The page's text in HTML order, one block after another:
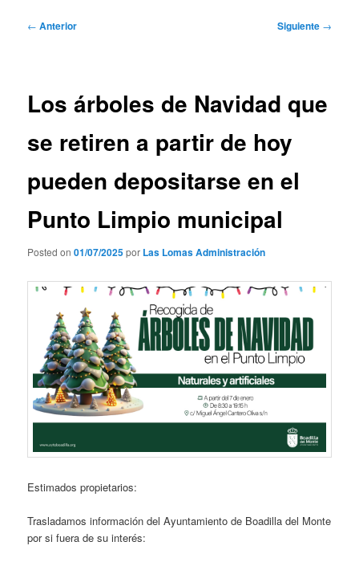
Navegación
← Anterior Siguiente →
Los árboles de Navidad que
se retiren a partir de hoy
pueden depositarse en el
Punto Limpio municipal
Posted on01/07/2025por Las Lomas Administración
Estimados propietarios:
Trasladamos información del Ayuntamiento de Boadilla del Monte
por si fuera de su interés: